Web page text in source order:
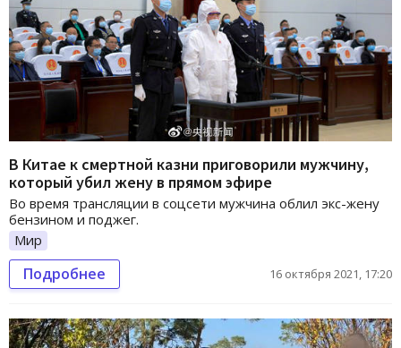
В Китае к смертной казни приговорили мужчину,
который убил жену в прямом эфире
Во время трансляции в соцсети мужчина облил экс-жену
бензином и поджег.
Мир
Подробнее 16 октября 2021, 17:20